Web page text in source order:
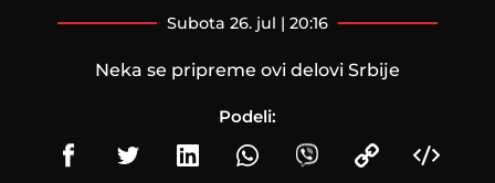
subota 26. jul | 20:16
Neka se pripreme ovi delovi Srbije
Podeli: